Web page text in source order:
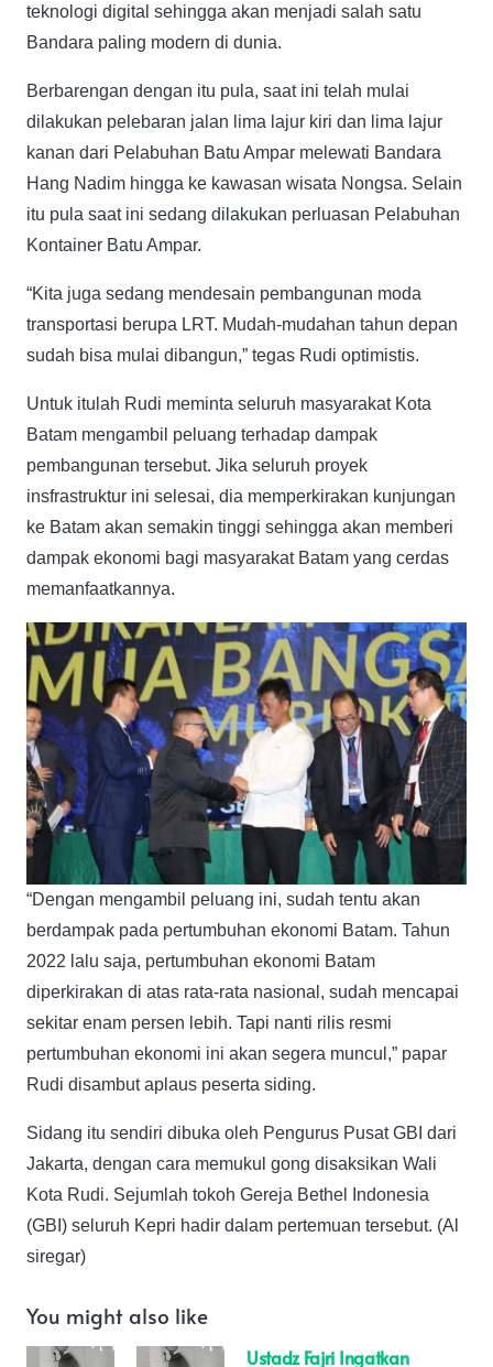
teknologi digital sehingga akan menjadi salah satu
Bandara paling modern di dunia.
Berbarengan dengan itu pula, saat ini telah mulai
dilakukan pelebaran jalan lima lajur kiri dan lima lajur
kanan dari Pelabuhan Batu Ampar melewati Bandara
Hang Nadim hingga ke kawasan wisata Nongsa. Selain
itu pula saat ini sedang dilakukan perluasan Pelabuhan
Kontainer Batu Ampar.
“Kita juga sedang mendesain pembangunan moda
transportasi berupa LRT. Mudah-mudahan tahun depan
sudah bisa mulai dibangun,” tegas Rudi optimistis.
Untuk itulah Rudi meminta seluruh masyarakat Kota
Batam mengambil peluang terhadap dampak
pembangunan tersebut. Jika seluruh proyek
insfrastruktur ini selesai, dia memperkirakan kunjungan
ke Batam akan semakin tinggi sehingga akan memberi
dampak ekonomi bagi masyarakat Batam yang cerdas
memanfaatkannya.
“Dengan mengambil peluang ini, sudah tentu akan
berdampak pada pertumbuhan ekonomi Batam. Tahun
2022 lalu saja, pertumbuhan ekonomi Batam
diperkirakan di atas rata-rata nasional, sudah mencapai
sekitar enam persen lebih. Tapi nanti rilis resmi
pertumbuhan ekonomi ini akan segera muncul,” papar
Rudi disambut aplaus peserta siding.
Sidang itu sendiri dibuka oleh Pengurus Pusat GBI dari
Jakarta, dengan cara memukul gong disaksikan Wali
Kota Rudi. Sejumlah tokoh Gereja Bethel Indonesia
(GBI) seluruh Kepri hadir dalam pertemuan tersebut. (Al
siregar)
You might also like
Ustadz Fajri Ingatkan